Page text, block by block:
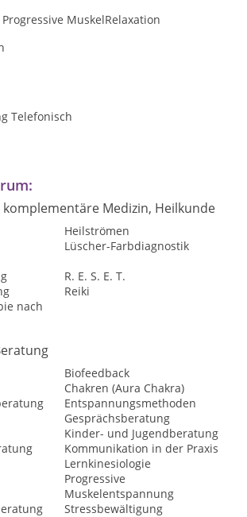
MuskelRelaxation
Telefonisch
Medizin, Heilkunde
Heilströmen
Lüscher-Farbdiagnostik
R. E. S. E. T.
Reiki
nach
Biofeedback
Chakren (Aura Chakra)
Entspannungsmethoden
Gesprächsberatung
Kinder- und Jugendberatung
Kommunikation in der Praxis
Lernkinesiologie
Progressive
Muskelentspannung
Stressbewältigung